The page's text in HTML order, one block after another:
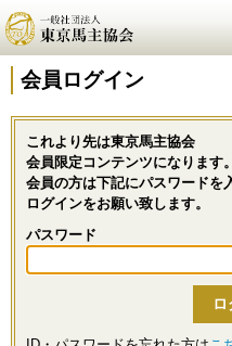
会員ログイン
これより先は東京馬主協会
会員限定コンテンツになります。
会員の方は下記にパスワードを
ログインをお願い致します。
パスワード